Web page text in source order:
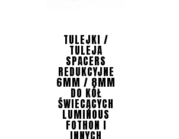
TULEJKI /
TULEJA
SPACERS
REDUKCYJNE
6MM / 8MM
DO KÓŁ
ŚWIECĄCYCH
LUMINOUS
FOTHON I
INNYCH